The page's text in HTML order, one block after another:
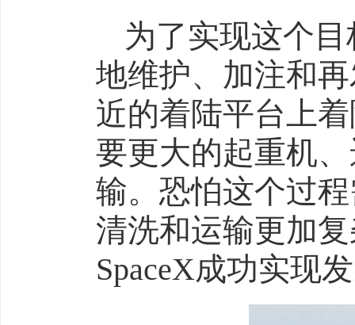
为了实现这个
地维护、加注和
近的着陆平台上
要更大的起重机
输。恐怕这个过
清洗和运输更加
SpaceX成功实现